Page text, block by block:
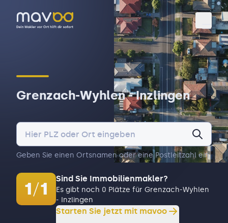
Grenzach-Wyhlen - Inzlingen
Geben Sie einen Ortsnamen oder eine Postleitzahl ein.
1/1
Sind Sie Immobilienmakler?
Es gibt noch 0 Plätze für Grenzach-Wyhlen
- Inzlingen
Starten Sie jetzt mit mavoo